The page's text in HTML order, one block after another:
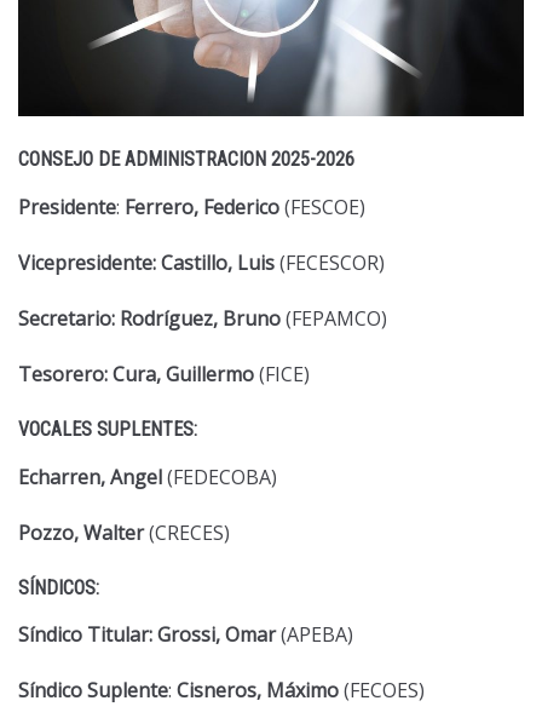
CONSEJO DE ADMINISTRACION 2025-2026
Presidente: Ferrero, Federico(FESCOE)
Vicepresidente: Castillo, Luis(FECESCOR)
Secretario: Rodríguez, Bruno(FEPAMCO)
Tesorero: Cura, Guillermo(FICE)
VOCALES SUPLENTES:
Echarren, Angel(FEDECOBA)
Pozzo, Walter(CRECES)
SÍNDICOS:
Síndico Titular:Grossi, Omar(APEBA)
Síndico Suplente: Cisneros, Máximo(FECOES)